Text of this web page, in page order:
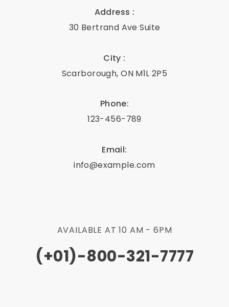
Address :
30 Bertrand Ave Suite
City :
Scarborough, ON M1L 2P5
Phone:
123-456-789
Email:
info@example.com
AVAILABLE AT 10 AM - 6PM
(+01)-800-321-7777